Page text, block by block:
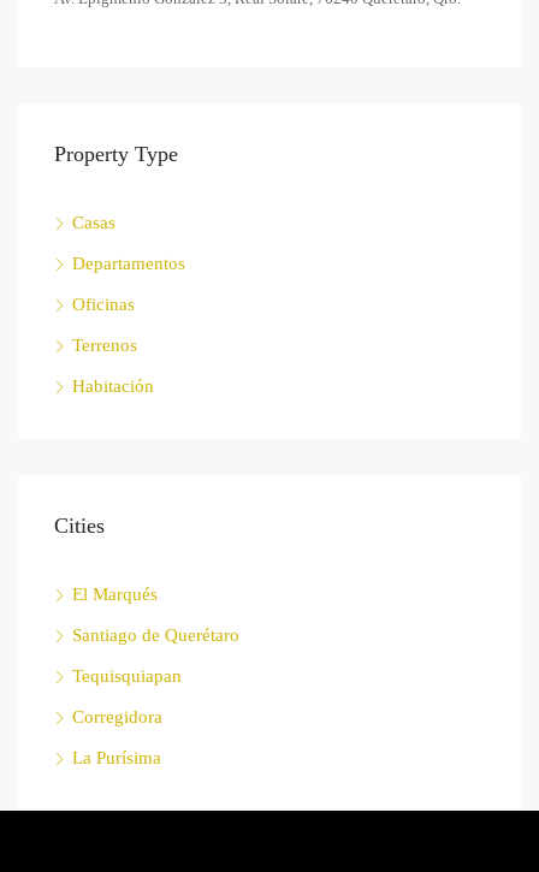
Property Type
Casas
Departamentos
Oficinas
Terrenos
Habitación
Cities
El Marqués
Santiago de Querétaro
Tequisquiapan
Corregidora
La Purísima